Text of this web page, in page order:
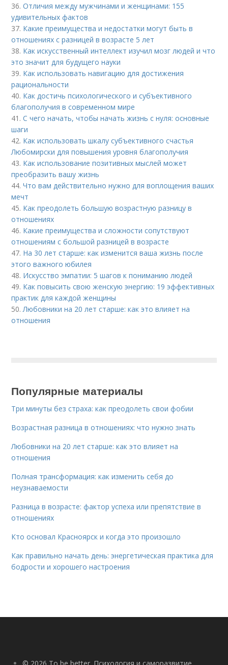
36.Отличия между мужчинами и женщинами: 155
удивительных фактов
37. Какие преимущества и недостатки могут быть в
отношениях с разницей в возрасте 5 лет
38. Как искусственный интеллект изучил мозг людей и что
это значит для будущего науки
39. Как использовать навигацию для достижения
рациональности
40. Как достичь психологического и субъективного
благополучия в современном мире
41.С чего начать, чтобы начать жизнь с нуля: основные
шаги
42. Как использовать шкалу субъективного счастья
Любомирски для повышения уровня благополучия
43. Как использование позитивных мыслей может
преобразить вашу жизнь
44.Что вам действительно нужно для воплощения ваших
мечт
45. Как преодолеть большую возрастную разницу в
отношениях
46. Какие преимущества и сложности сопутствуют
отношениям с большой разницей в возрасте
47. На 30 лет старше: как изменится ваша жизнь после
этого важного юбилея
48. Искусство эмпатии: 5 шагов к пониманию людей
49. Как повысить свою женскую энергию: 19 эффективных
практик для каждой женщины
50.Любовники на 20 лет старше: как это влияет на
отношения
Популярные материалы
Три минуты без страха: как преодолеть свои фобии
Возрастная разница в отношениях: что нужно знать
Любовники на 20 лет старше: как это влияет на
отношения
Полная трансформация: как изменить себя до
неузнаваемости
Разница в возрасте: фактор успеха или препятствие в
отношениях
Кто основал Красноярск и когда это произошло
Как правильно начать день: энергетическая практика для
бодрости и хорошего настроения